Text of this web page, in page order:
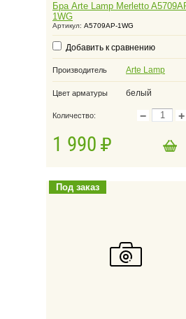
Бра Arte Lamp Merletto
1WG
Артикул: A5709AP-1WG
Добавить к сравнению
Производитель Arte Lamp
Цвет арматуры белый
Количество: − +
1 990
Добавить в корзину
Под заказ